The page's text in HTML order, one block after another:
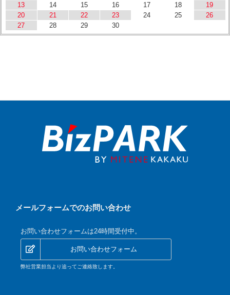
13
14 15 16 17 18
19
20
21 22 23 24 25
26
27
28 29 30
メールフォームでのお問い合わせ
お問い合わせフォームは24時間受付中。
お問い合わせフォーム
弊社営業担当より追ってご連絡致します。